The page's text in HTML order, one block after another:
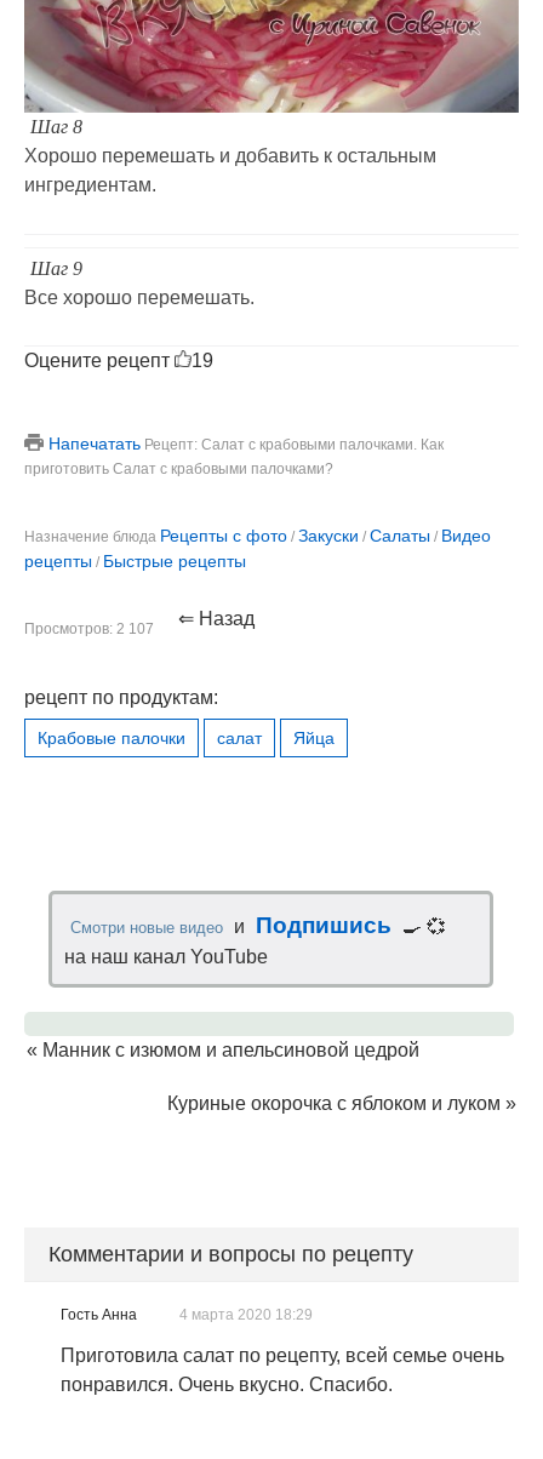
Шаг 8
Хорошо перемешать и добавить к остальным
ингредиентам.
Шаг 9
Все хорошо перемешать.
Оцените рецепт 19
Напечатать Рецепт: Салат с крабовыми палочками. Как
приготовить Салат с крабовыми палочками?
Назначение блюда Рецепты с фото / Закуски / Салаты / Видео
рецепты / Быстрые рецепты
Просмотров: 2 107 ⇐ Назад
рецепт по продуктам:
Крабовые палочки салат Яйца
Смотри новые видео и Подпишись
🍳 💞
на наш канал YouTube
« Манник с изюмом и апельсиновой цедрой
Куриные окорочка с яблоком и луком »
Комментарии и вопросы по рецепту
Гость Анна 4 марта 2020 18:29
Приготовила салат по рецепту, всей семье очень
понравился. Очень вкусно. Спасибо.